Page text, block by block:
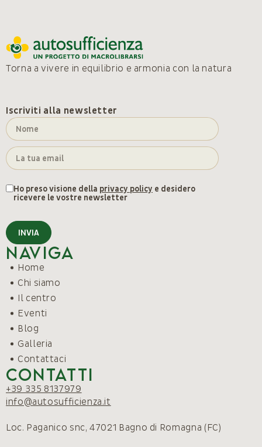
Torna a vivere in equilibrio e armonia con la natura
Iscriviti alla newsletter
Ho preso visione della privacy policy e desidero
ricevere le vostre newsletter
INVIA
Naviga
Home
Chi siamo
Il centro
Eventi
Blog
Galleria
Contattaci
Contatti
+39 335 8137979
info@autosufficienza.it
Loc. Paganico snc, 47021 Bagno di Romagna (FC)